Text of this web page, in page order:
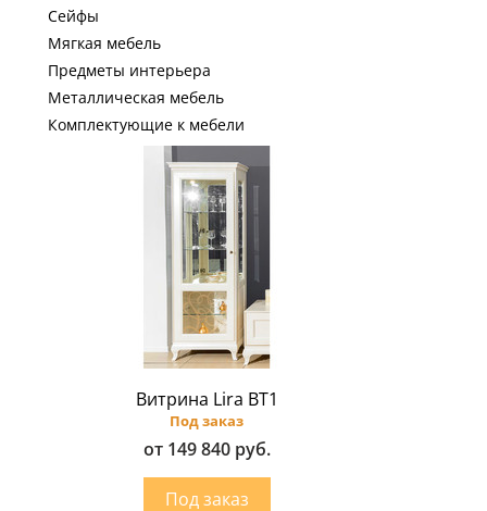
Сейфы
Мягкая мебель
Предметы интерьера
Металлическая мебель
Комплектующие к мебели
Витрина Lira ВТ1
Под заказ
от 149 840 руб.